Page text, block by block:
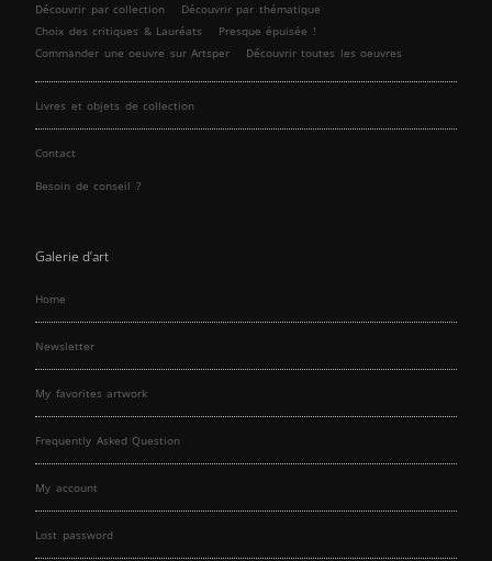
Découvrir par collection
Découvrir par thématique
Choix des critiques & Lauréats
Presque épuisée !
Commander une oeuvre sur Artsper
Découvrir toutes les oeuvres
Livres et objets de collection
Contact
Besoin de conseil ?
Galerie d’art
Home
Newsletter
My favorites artwork
Frequently Asked Question
My account
Lost password